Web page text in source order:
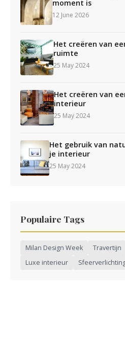
moment is
12 June 2026
Het creëren van
ruimte
25 May 2024
Het creëren van
interieur
25 May 2024
Het gebruik van
je interieur
25 May 2024
Populaire Tags
Milan Design Week Travertijn
Luxe interieur